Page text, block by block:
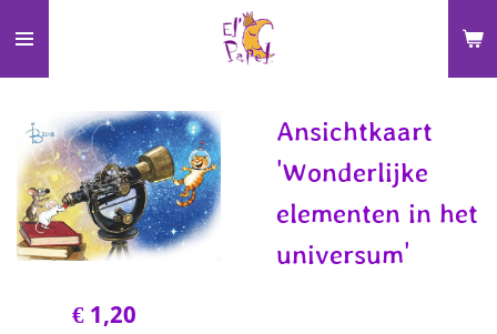
direct
naar
hoofdinhoud
Ansichtkaart
'Wonderlijke
elementen in het
universum'
€ 1,20